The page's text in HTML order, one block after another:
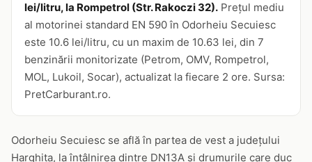
lei/litru, la Rompetrol (Str. Rakoczi 32). Prețul mediu
al motorinei standard EN 590 în Odorheiu Secuiesc
este 10.6 lei/litru, cu un maxim de 10.63 lei, din 7
benzinării monitorizate (Petrom, OMV, Rompetrol,
MOL, Lukoil, Socar), actualizat la fiecare 2 ore. Sursa:
PretCarburant.ro.
Odorheiu Secuiesc se află în partea de vest a județului
Harghita, la întâlnirea dintre DN13A și drumurile care duc